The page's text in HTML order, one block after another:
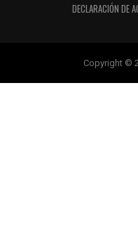
DECLARACIÓN DE
Copyright ©